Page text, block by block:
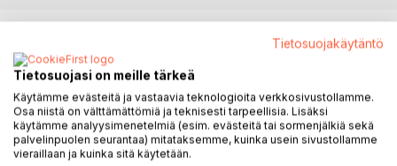
Iloa ja onnistumisia ja asiat muistissa muistikirjassa!
Neuleprojektini,
paikka 45:lle neuleprojektille
Tietosuojakäytäntö
Tietosuojasi on meille tärkeä
Käytämme evästeitä ja vastaavia teknologioita verkkosivustollamme.
Osa niistä on välttämättömiä ja teknisesti tarpeellisia. Lisäksi
käytämme analyysimenetelmiä (esim. evästeitä tai sormenjälkiä sekä
palvelinpuolen seurantaa) mitataksemme, kuinka usein sivustollamme
vieraillaan ja kuinka sitä käytetään.